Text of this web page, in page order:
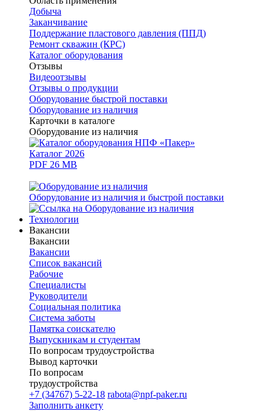
Добыча
Заканчивание
Поддержание пластового давления (ППД)
Ремонт скважин (КРС)
Каталог оборудования
Отзывы
Видеоотзывы
Отзывы о продукции
Оборудование быстрой поставки
Оборудование из наличия
Карточки в каталоге
Оборудование из наличия
Каталог 2026
PDF 26 MB
Оборудование из наличия и быстрой поставки
Технологии
Вакансии
Вакансии
Вакансии
Список вакансий
Рабочие
Специалисты
Руководители
Cоциальная политика
Система заботы
Памятка соискателю
Выпускникам и студентам
По вопросам трудоустройства
Вывод карточки
По вопросам
трудоустройства
+7 (34767) 5-22-18 rabota@npf-paker.ru
Заполнить анкету